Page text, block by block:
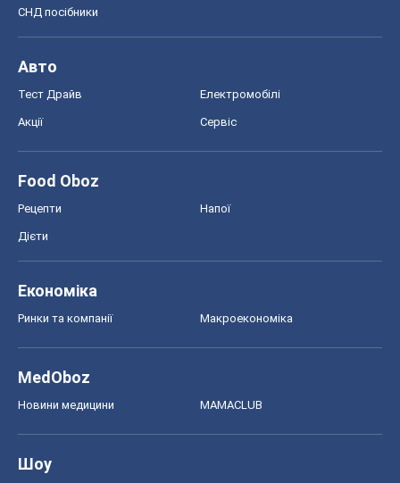
СНД посібники
Авто
Тест Драйв Електромобілі
Акції Сервіс
Food Oboz
Рецепти Напої
Дієти
Економіка
Ринки та компанії Макроекономіка
MedOboz
Новини медицини MAMACLUB
Шоу